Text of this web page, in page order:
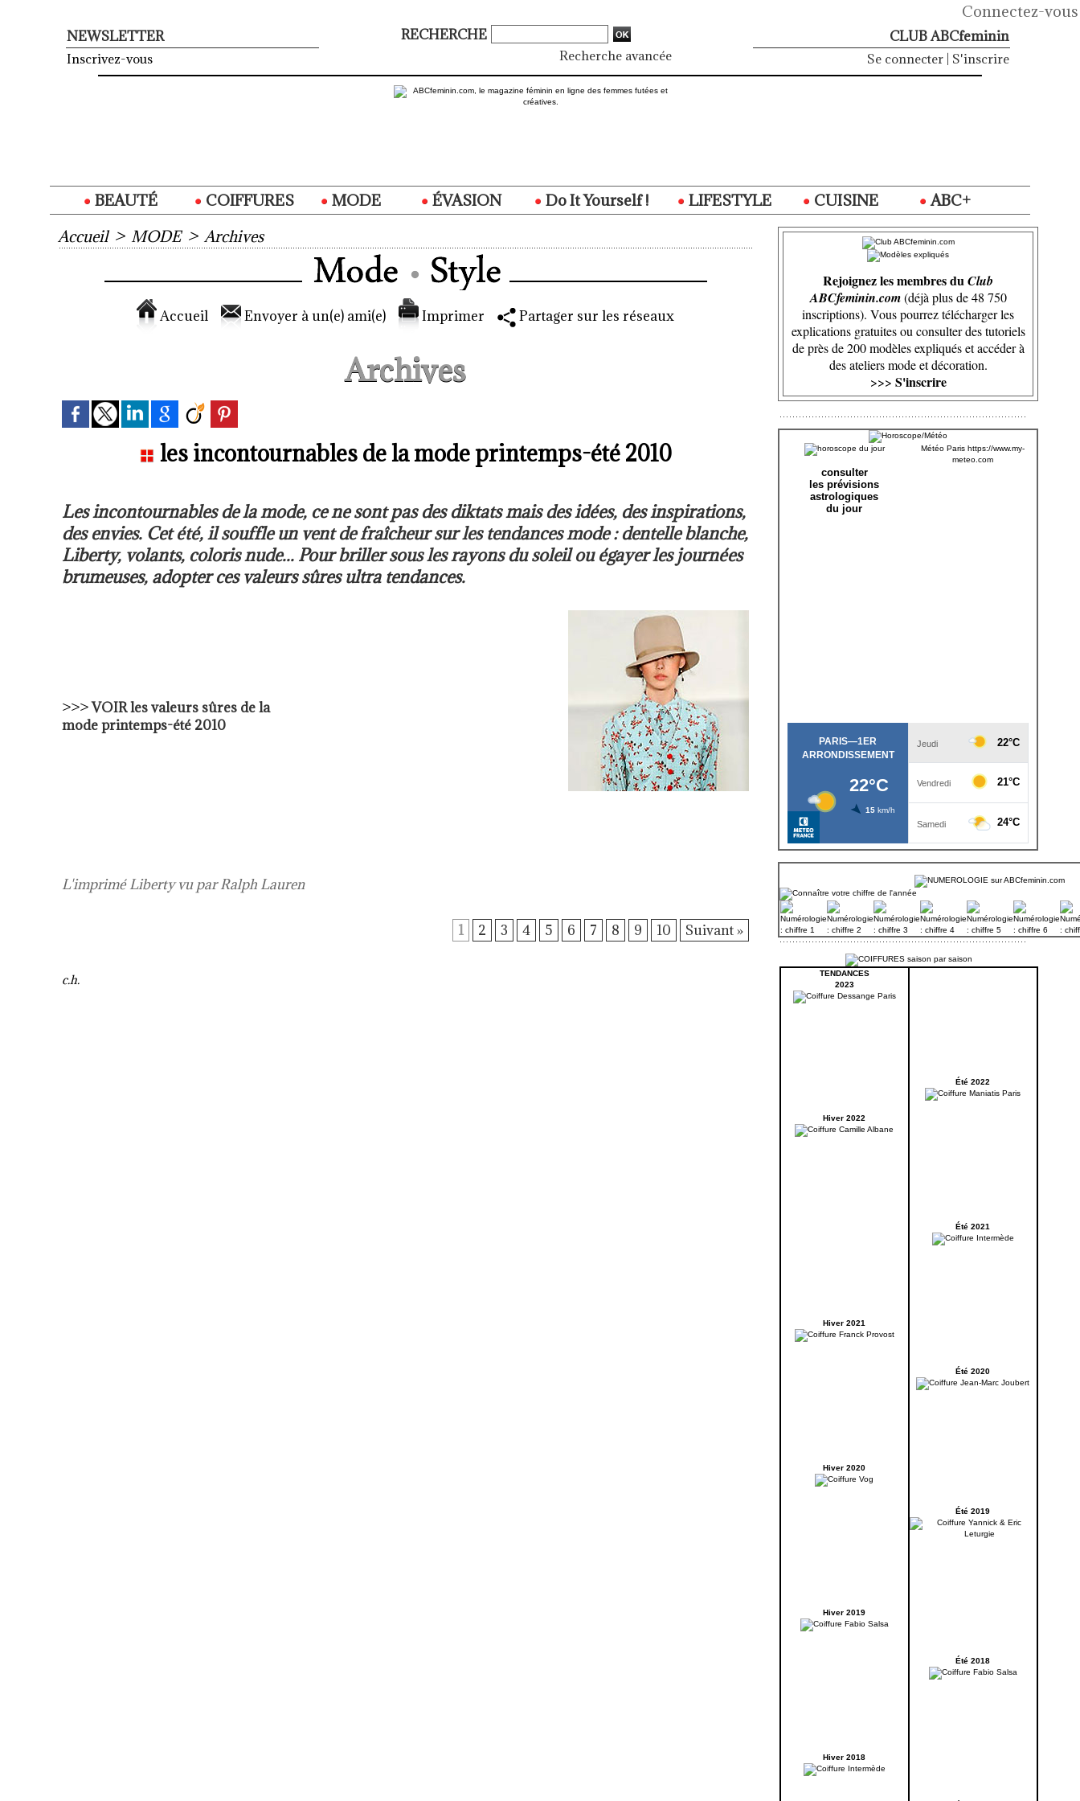
Connectez-vous
NEWSLETTER
Inscrivez-vous
RECHERCHE
Recherche avancée
CLUB ABCfeminin
Se connecter S'inscrire
BEAUTÉ COIFFURES MODE ÉVASION Do It Yourself ! LIFESTYLE CUISINE
ABC+
Accueil > MODE > Archives
Accueil Envoyer à un(e) ami(e) Imprimer Partager sur les réseaux
Archives
les incontournables de la mode printemps-été 2010
Les incontournables de la mode, ce ne sont pas des diktats mais des idées, des inspirations,
des envies. Cet été, il souffle un vent de fraîcheur sur les tendances mode : dentelle blanche,
Liberty, volants, coloris nude... Pour briller sous les rayons du soleil ou égayer les journées
brumeuses, adopter ces valeurs sûres ultra tendances.
>>>VOIR les valeurs sûres de la
mode printemps-été 2010
L'imprimé Liberty vu par Ralph Lauren
1 2 3 4 5 6 7 8 9 10 Suivant »
c.h.
Rejoignez les membres duClub
ABCfeminin.com(déjà plus de 48 750
inscriptions). Vous pourrez télécharger les
explications gratuites ou consulter des tutoriels
de près de 200 modèles expliqués et accéder à
des ateliers mode et décoration.
>>> S'inscrire
consulter
les prévisions
astrologiques
du jour
Météo Paris https://www.my-
meteo.com
TENDANCES
2023
Hiver 2022
Hiver 2021
Hiver 2020
Hiver 2019
Hiver 2018
Été 2022
Été 2021
Été 2020
Été 2019
Été 2018